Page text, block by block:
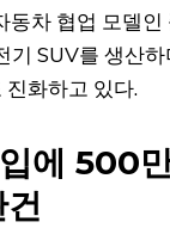
동차 협업 모델인
기 SUV를 생산
화하고 있다.
에 500